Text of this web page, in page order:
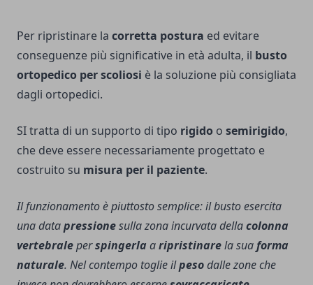
Per ripristinare la corretta postura ed evitare
conseguenze più significative in età adulta, il busto
ortopedico per scoliosi è la soluzione più consigliata
dagli ortopedici.
SI tratta di un supporto di tipo rigido o semirigido,
che deve essere necessariamente progettato e
costruito su misura per il paziente.
Il funzionamento è piuttosto semplice: il busto esercita
una datapressionesulla zona incurvata dellacolonna
vertebraleperspingerla aripristinarela suaforma
naturale. Nel contempo toglie ilpesodalle zone che